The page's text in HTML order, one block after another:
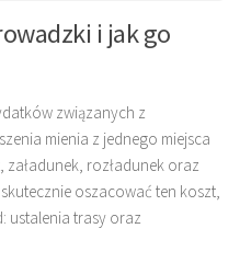
i jak go
związanych z
mienia z jednego miejsca
rozładunek oraz
oszacować ten koszt,
ustalenia trasy oraz